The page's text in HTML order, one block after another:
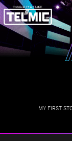
MY FIRST